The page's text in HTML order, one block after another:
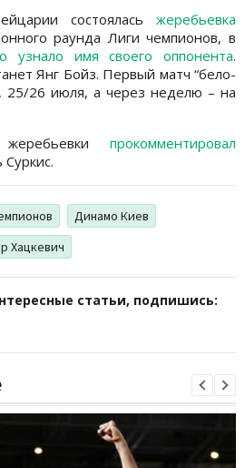
состоялась жеребьевка
раунда Лиги чемпионов, в
узнало имя своего оппонента.
Янг Бойз. Первый матч “бело-
25/26 июля, а через неделю – на
прокомментировал
Динамо Киев
Хацкевич
статьи, подпишись: